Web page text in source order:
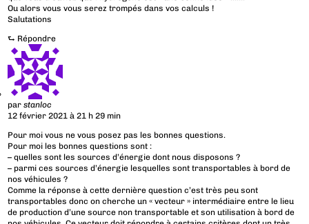
Ou alors vous vous serez trompés dans vos calculs !
Salutations
⮑ Répondre
parstanloc
12 février 2021 à 21 h 29 min
Pour moi vous ne vous posez pas les bonnes questions.
Pour moi les bonnes questions sont :
– quelles sont les sources d’énergie dont nous disposons ?
– parmi ces sources d’énergie lesquelles sont transportables à bord de
nos véhicules ?
Comme la réponse à cette dernière question c’est très peu sont
transportables donc on cherche un « vecteur » intermédiaire entre le lieu
de production d’une source non transportable et son utilisation à bord de